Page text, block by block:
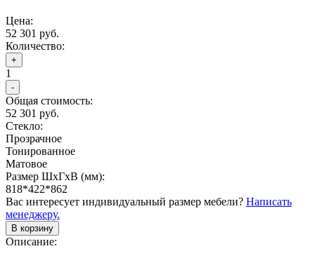
Цена:
52 301 руб.
Количество:
+
1
-
Общая стоимость:
52 301 руб.
Стекло:
Прозрачное
Тонированное
Матовое
Размер ШхГхВ (мм):
818*422*862
Вас интересует индивидуальный размер мебели? Написать
менеджеру.
В корзину
Описание: